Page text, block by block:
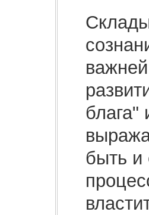
блага"
быть и